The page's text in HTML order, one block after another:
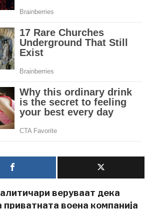
веруваат дека
приватната воена компанија